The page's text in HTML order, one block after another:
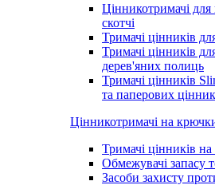
Цінникотримачі для
скотчі
Тримачі цінників
Тримачі цінників
дерев'яних полиць
Тримачі цінників
та паперових
Цінникотримачі на
Тримачі цінників на
Обмежувачі запасу
Засоби захисту